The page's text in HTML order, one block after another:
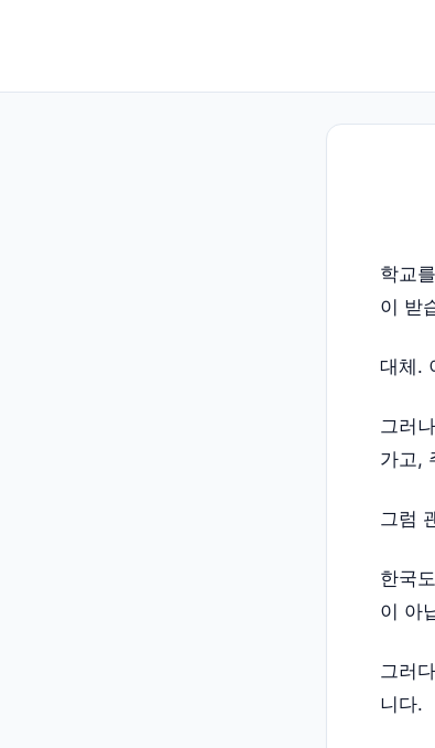
학교
이 받
대체.
그러
가고,
그럼
한국
이 아
그러
니다.